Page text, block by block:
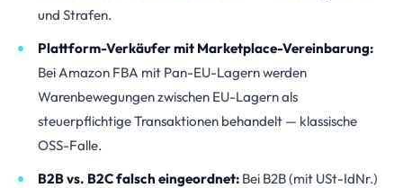
und Strafen.
Plattform-Verkäufer mit Marketplace-Vereinbarung:
Bei Amazon FBA mit Pan-EU-Lagern werden
Warenbewegungen zwischen EU-Lagern als
steuerpflichtige Transaktionen behandelt — klassische
OSS-Falle.
B2B vs. B2C falsch eingeordnet: Bei B2B (mit USt-IdNr.)